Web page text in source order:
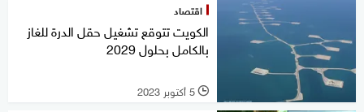
اقتصاد
الكويت تتوقع تشغيل حقل الدرة للغاز
بالكامل بحلول 2029
l 5 أكتوبر 2023